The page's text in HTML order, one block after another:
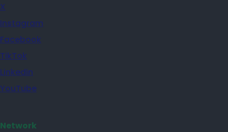
X
Instagram
Facebook
TikTok
Linkedin
YouTube
Network